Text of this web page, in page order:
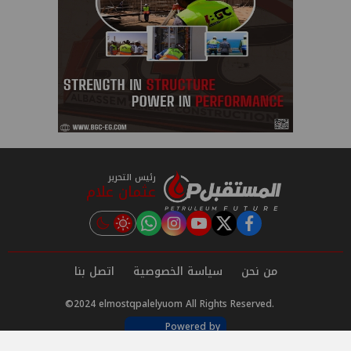
رئيس التحرير
عثمان علام
facebook
twitter
youtube
instagram
tiktok
من نحن سياسة الخصوصية اتصل بنا
©2024 elmostqpalelyuom All Rights Reserved.
Powered by